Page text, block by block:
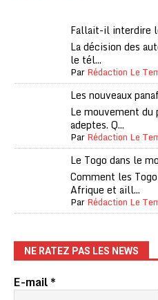
Fallait-il interdire
La décision des
le tél...
ParRédaction Le
Les nouveaux
Le mouvement du
adeptes. Q...
ParRédaction Le
Le Togo dans le
Comment les
Afrique et aill...
ParRédaction Le
NE RATEZ PAS LES NEWS
E-mail*